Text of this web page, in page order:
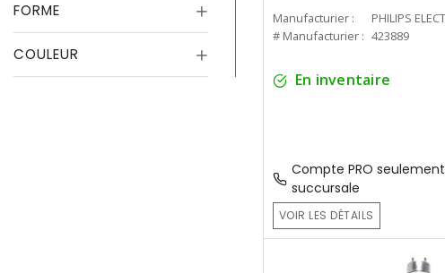
FORME
COULEUR
Manufacturier :
PHILIPS
# Manufacturier : 423889
En inventaire
Compte PRO
succursale
VOIR LES DÉTAILS